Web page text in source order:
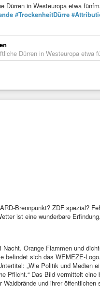
in Westeuropa etwa
#TrockenheitDürre
Dürren in Westeuropa etwa
Brennpunkt? ZDF spezial?
ist eine wunderbare
Orange Flammen und
befindet sich das WEMEZE-
„Wie Politik und Medien
Pflicht.“ Das Bild vermittelt eine
und ihrer öffentlichen